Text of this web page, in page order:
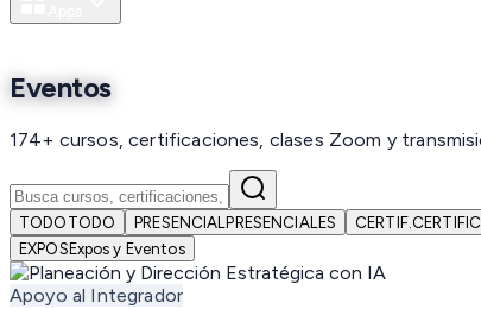
Eventos
174+ cursos, certificaciones, clases Zoom y
TODOTODO PRESENCIALPRESENCIALES CERTIF.
EXPOSExpos y Eventos
Apoyo al Integrador